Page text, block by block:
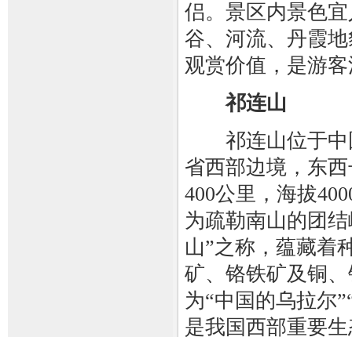
侣。景区内景色
谷、河流、丹霞
观赏价值，是游
祁连山
祁连山位于中
省西部边境，东
400公里，海拔
为疏勒南山的团
山”之称，蕴藏着
矿、铬铁矿及铜
为“中国的乌拉尔
是我国西部重要